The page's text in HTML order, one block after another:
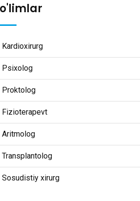
Kardioxirurg
Psixolog
Proktolog
Fizioterapevt
Aritmolog
Transplantolog
Sosudistiy xirurg